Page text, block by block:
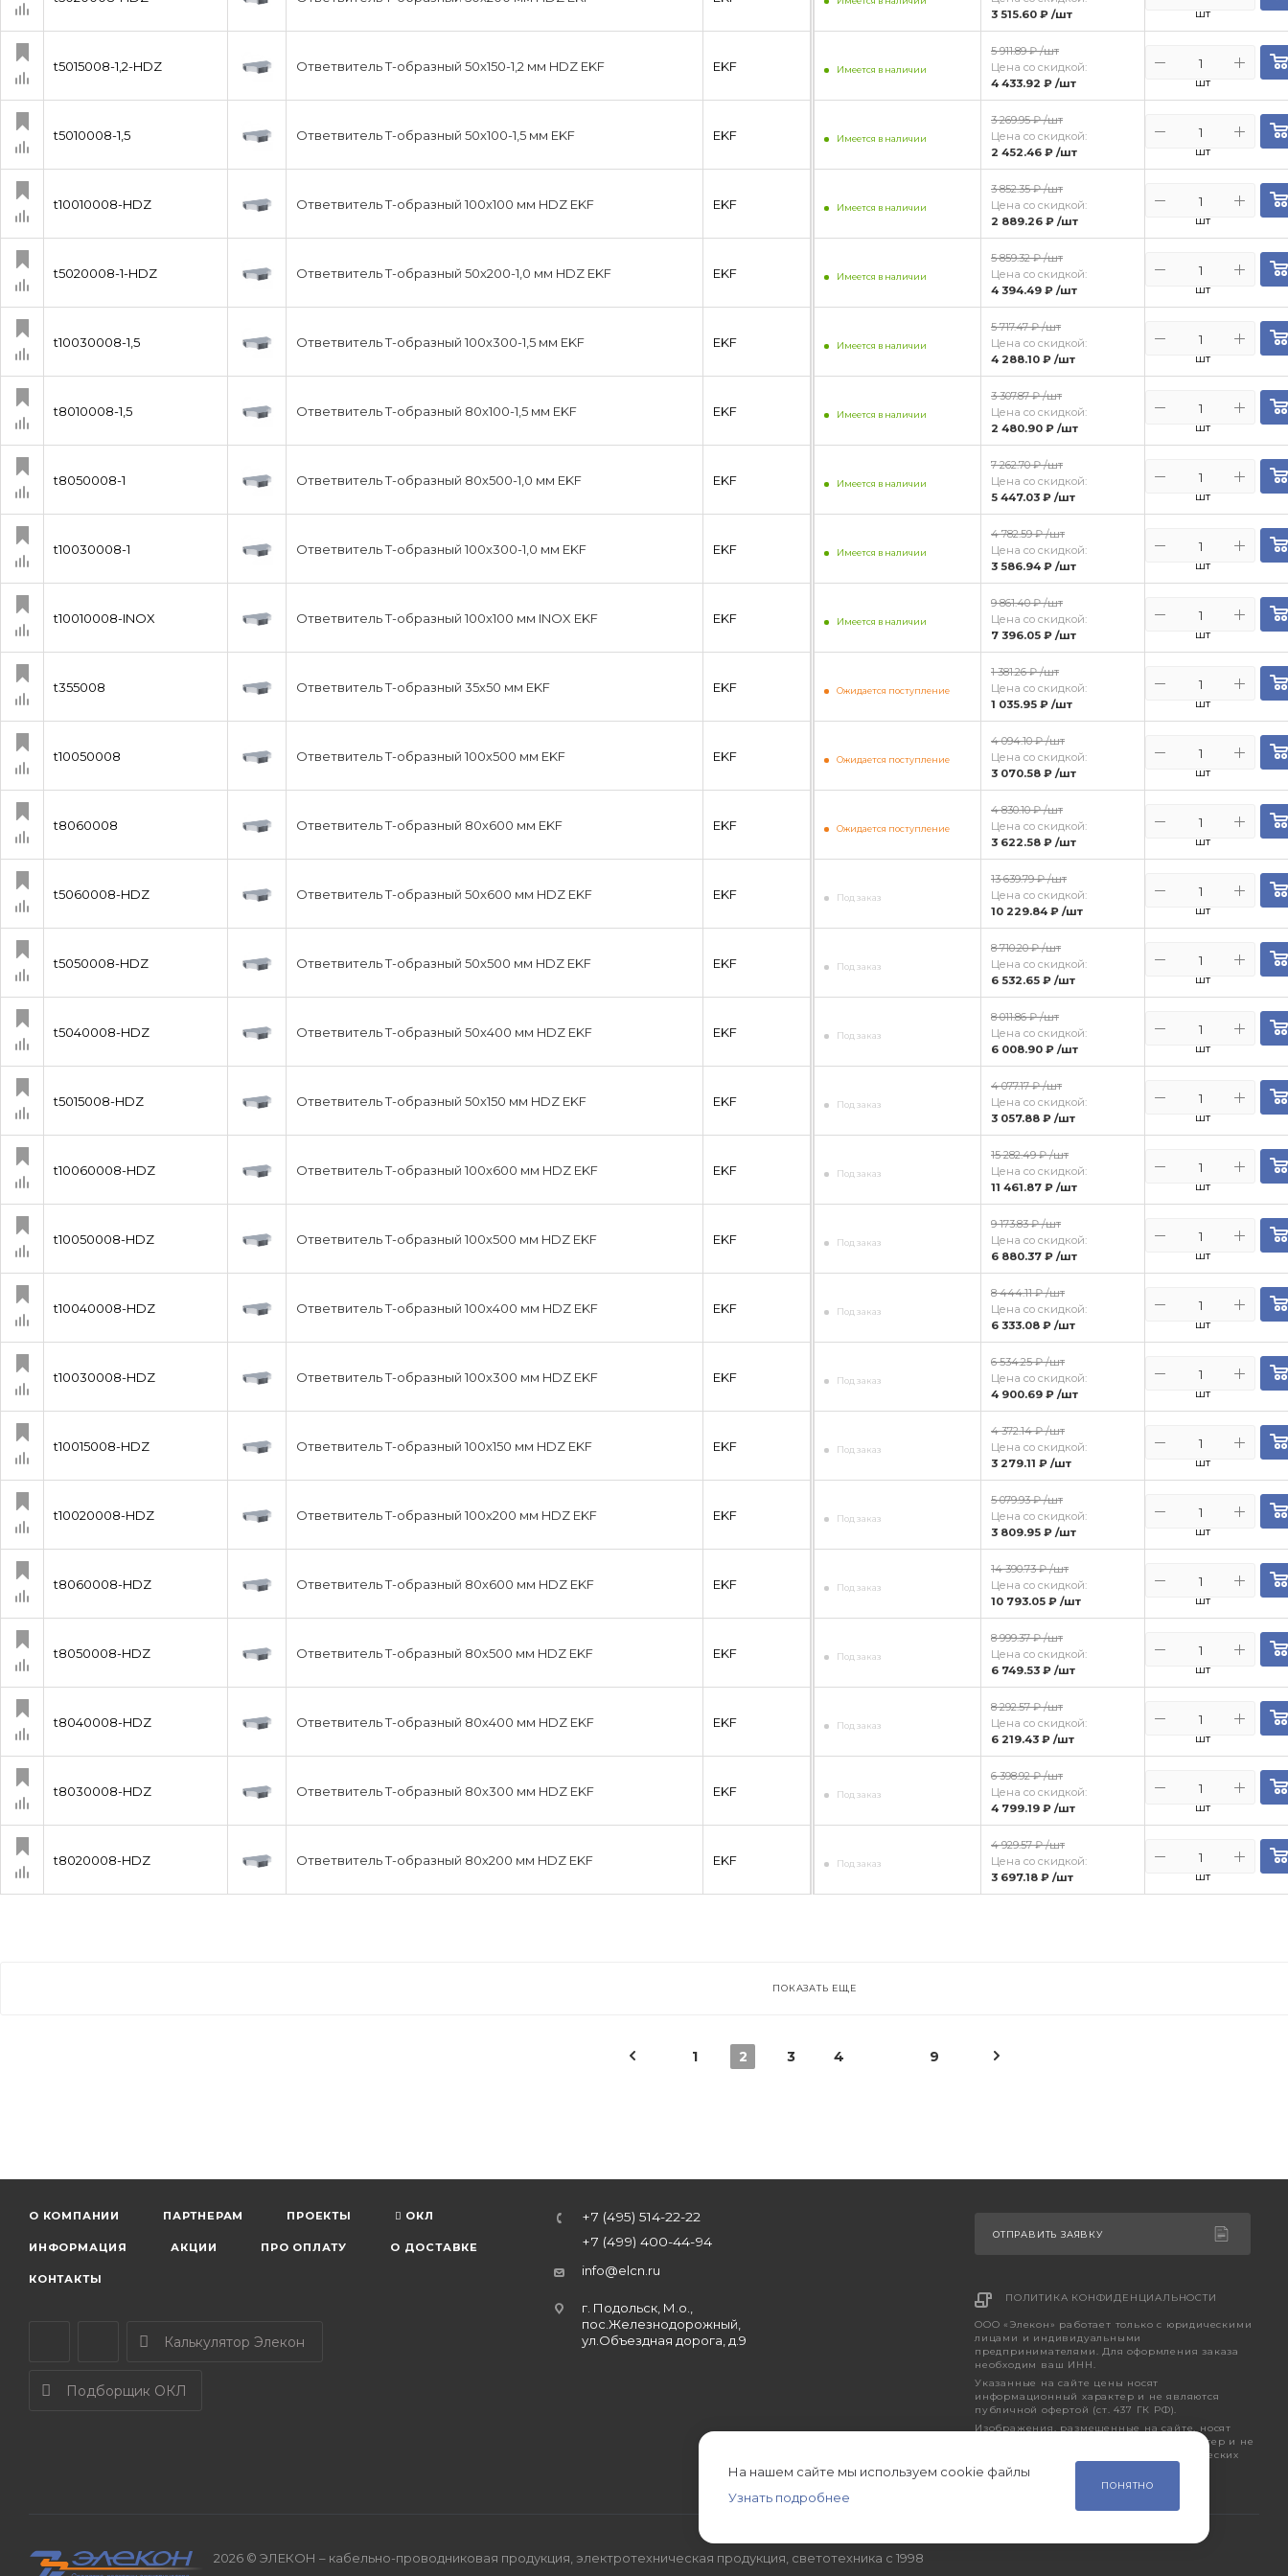
t5015008-1,2-HDZ Ответвитель Т-образный 50х150-1,2 мм HDZ EKF EKF
t5010008-1,5 Ответвитель Т-образный 50х100-1,5 мм EKF EKF
t10010008-HDZ Ответвитель Т-образный 100х100 мм HDZ EKF EKF
t5020008-1-HDZ Ответвитель Т-образный 50х200-1,0 мм HDZ EKF EKF
t10030008-1,5 Ответвитель Т-образный 100х300-1,5 мм EKF EKF
t8010008-1,5 Ответвитель Т-образный 80х100-1,5 мм EKF EKF
t8050008-1 Ответвитель Т-образный 80х500-1,0 мм EKF EKF
t10030008-1 Ответвитель Т-образный 100х300-1,0 мм EKF EKF
t10010008-INOX Ответвитель Т-образный 100х100 мм INOX EKF EKF
t355008 Ответвитель Т-образный 35х50 мм EKF EKF
t10050008 Ответвитель Т-образный 100х500 мм EKF EKF
t8060008 Ответвитель Т-образный 80х600 мм EKF EKF
t5060008-HDZ Ответвитель Т-образный 50х600 мм HDZ EKF EKF
t5050008-HDZ Ответвитель Т-образный 50х500 мм HDZ EKF EKF
t5040008-HDZ Ответвитель Т-образный 50х400 мм HDZ EKF EKF
t5015008-HDZ Ответвитель Т-образный 50х150 мм HDZ EKF EKF
t10060008-HDZ Ответвитель Т-образный 100х600 мм HDZ EKF EKF
t10050008-HDZ Ответвитель Т-образный 100х500 мм HDZ EKF EKF
t10040008-HDZ Ответвитель Т-образный 100х400 мм HDZ EKF EKF
t10030008-HDZ Ответвитель Т-образный 100х300 мм HDZ EKF EKF
t10015008-HDZ Ответвитель Т-образный 100х150 мм HDZ EKF EKF
t10020008-HDZ Ответвитель Т-образный 100х200 мм HDZ EKF EKF
t8060008-HDZ Ответвитель Т-образный 80х600 мм HDZ EKF EKF
t8050008-HDZ Ответвитель Т-образный 80х500 мм HDZ EKF EKF
t8040008-HDZ Ответвитель Т-образный 80х400 мм HDZ EKF EKF
t8030008-HDZ Ответвитель Т-образный 80х300 мм HDZ EKF EKF
t8020008-HDZ Ответвитель Т-образный 80х200 мм HDZ EKF EKF
3 515.60 ₽ /шт шт
Имеется в наличии
5 911.89 ₽ /шт
Цена со скидкой:
4 433.92 ₽ /шт шт
Имеется в наличии
3 269.95 ₽ /шт
Цена со скидкой:
2 452.46 ₽ /шт шт
Имеется в наличии
3 852.35 ₽ /шт
Цена со скидкой:
2 889.26 ₽ /шт шт
Имеется в наличии
5 859.32 ₽ /шт
Цена со скидкой:
4 394.49 ₽ /шт шт
Имеется в наличии
5 717.47 ₽ /шт
Цена со скидкой:
4 288.10 ₽ /шт шт
Имеется в наличии
3 307.87 ₽ /шт
Цена со скидкой:
2 480.90 ₽ /шт шт
Имеется в наличии
7 262.70 ₽ /шт
Цена со скидкой:
5 447.03 ₽ /шт шт
Имеется в наличии
4 782.59 ₽ /шт
Цена со скидкой:
3 586.94 ₽ /шт шт
Имеется в наличии
9 861.40 ₽ /шт
Цена со скидкой:
7 396.05 ₽ /шт шт
Ожидается поступление
1 381.26 ₽ /шт
Цена со скидкой:
1 035.95 ₽ /шт шт
Ожидается поступление
4 094.10 ₽ /шт
Цена со скидкой:
3 070.58 ₽ /шт шт
Ожидается поступление
4 830.10 ₽ /шт
Цена со скидкой:
3 622.58 ₽ /шт шт
Под заказ
13 639.79 ₽ /шт
Цена со скидкой:
10 229.84 ₽ /шт шт
Под заказ
8 710.20 ₽ /шт
Цена со скидкой:
6 532.65 ₽ /шт шт
Под заказ
8 011.86 ₽ /шт
Цена со скидкой:
6 008.90 ₽ /шт шт
Под заказ
4 077.17 ₽ /шт
Цена со скидкой:
3 057.88 ₽ /шт шт
Под заказ
15 282.49 ₽ /шт
Цена со скидкой:
11 461.87 ₽ /шт шт
Под заказ
9 173.83 ₽ /шт
Цена со скидкой:
6 880.37 ₽ /шт шт
Под заказ
8 444.11 ₽ /шт
Цена со скидкой:
6 333.08 ₽ /шт шт
Под заказ
6 534.25 ₽ /шт
Цена со скидкой:
4 900.69 ₽ /шт шт
Под заказ
4 372.14 ₽ /шт
Цена со скидкой:
3 279.11 ₽ /шт шт
Под заказ
5 079.93 ₽ /шт
Цена со скидкой:
3 809.95 ₽ /шт шт
Под заказ
14 390.73 ₽ /шт
Цена со скидкой:
10 793.05 ₽ /шт шт
Под заказ
8 999.37 ₽ /шт
Цена со скидкой:
6 749.53 ₽ /шт шт
Под заказ
8 292.57 ₽ /шт
Цена со скидкой:
6 219.43 ₽ /шт шт
Под заказ
6 398.92 ₽ /шт
Цена со скидкой:
4 799.19 ₽ /шт шт
Под заказ
4 929.57 ₽ /шт
Цена со скидкой:
3 697.18 ₽ /шт шт
ПОКАЗАТЬ ЕЩЕ
1 2 3 4 9
О КОМПАНИИ ПАРТНЕРАМ ПРОЕКТЫ ОКЛ
ИНФОРМАЦИЯ АКЦИИ ПРО ОПЛАТУ О ДОСТАВКЕ
КОНТАКТЫ
Калькулятор Элекон
Подборщик ОКЛ
+7 (495) 514-22-22
+7 (499) 400-44-94
info@elcn.ru
г. Подольск, М.о.,
пос.Железнодорожный,
ул.Объездная дорога, д.9
ОТПРАВИТЬ ЗАЯВКУ
ПОЛИТИКА КОНФИДЕНЦИАЛЬНОСТИ
ООО «Элекон» работает только с юридическими
лицами и индивидуальными
предпринимателями. Для оформления заказа
необходим ваш ИНН.
Указанные на сайте цены носят
информационный характер и не являются
публичной офертой (ст. 437 ГК РФ).
Изображения, размещенные на сайте, носят
исключительно ознакомительный характер и не
являются точным отображением фактических
характеристик товара.
2026 © ЭЛЕКОН – кабельно-проводниковая продукция, электротехническая продукция, светотехника с 1998
На нашем сайте мы используем cookie файлы
Узнать подробнее
ПОНЯТНО